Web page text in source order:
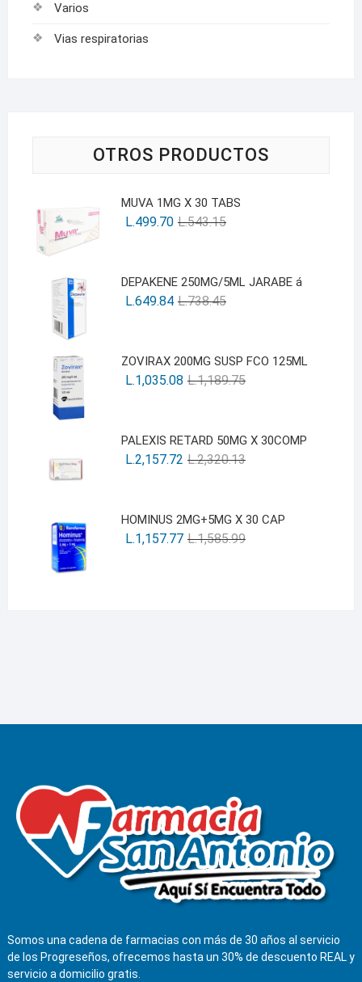
Varios
Vias respiratorias
OTROS PRODUCTOS
MUVA 1MG X 30 TABS
L.543.15
L.499.70
DEPAKENE 250MG/5ML JARABE á
L.738.45
L.649.84
ZOVIRAX 200MG SUSP FCO 125ML
L.1,189.75
L.1,035.08
PALEXIS RETARD 50MG X 30COMP
L.2,320.13
L.2,157.72
HOMINUS 2MG+5MG X 30 CAP
L.1,585.99
L.1,157.77
Somos una cadena de farmacias con más de 30 años al servicio
de los Progreseños, ofrecemos hasta un 30% de descuento REAL y
servicio a domicilio gratis.